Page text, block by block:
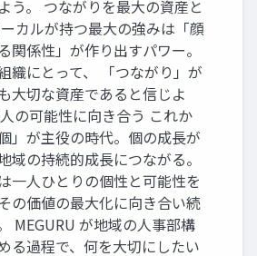
う。 つながりを最大の資産と
カルが持つ最大の強みは「顔
関係性」が作り出すパワー。
織にとって、 「つながり」が
大切な資産であると信じよ
の可能性に向き合う これか
」が主役の時代。個の成長が
域の持続的成長につながる。
一人ひとりの個性と可能性を
の価値の最大化に向き合い続
MEGURU が地域の人事部構
る過程で、何を大切にしたい